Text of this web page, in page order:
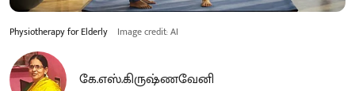
Physiotherapy for Elderly Image credit: AI
கே.எஸ்.கிருஷ்ணவேனி